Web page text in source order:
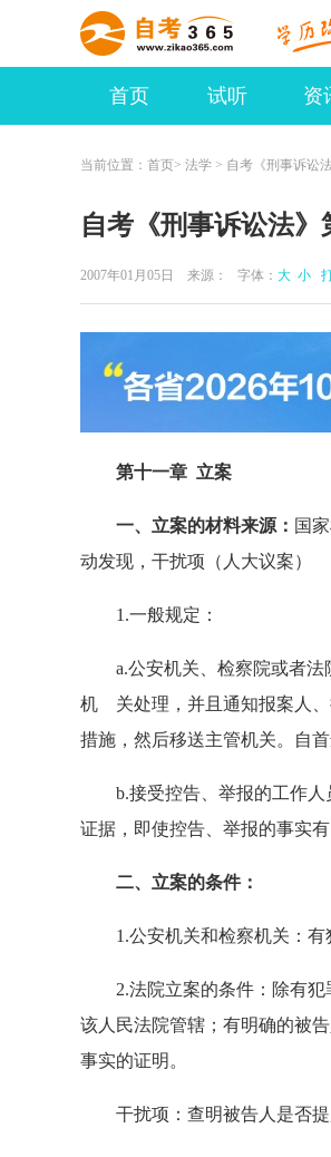
首页 试听 资
当前位置： 首页> 法学 > 自考《刑事诉讼
自考《刑事诉讼法》
2007年01月05日 来源： 字体： 大 小
第十一章 立案
一、立案的材料来源： 国
动发现，干扰项（人大议案）
1.一般规定：
a.公安机关、检察院或者法
机 关处理，并且通知报案人、
措施，然后移送主管机关。自首
b.接受控告、举报的工作人
证据，即使控告、举报的事实
二、立案的条件：
1.公安机关和检察机关：有
2.法院立案的条件：除有犯
该人民法院管辖；有明确的被
事实的证明。
干扰项：查明被告人是否提